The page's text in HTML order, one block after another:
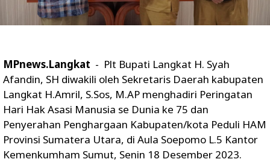
MPnews.Langkat - Plt Bupati Langkat H. Syah
Afandin, SH diwakili oleh Sekretaris Daerah kabupaten
Langkat H.Amril, S.Sos, M.AP menghadiri Peringatan
Hari Hak Asasi Manusia se Dunia ke 75 dan
Penyerahan Penghargaan Kabupaten/kota Peduli HAM
Provinsi Sumatera Utara, di Aula Soepomo L.5 Kantor
Kemenkumham Sumut, Senin 18 Desember 2023.